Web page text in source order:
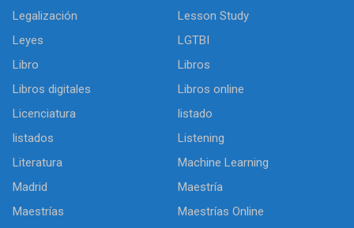
Legalización
Lesson Study
Leyes
LGTBI
Libro
Libros
Libros digitales
Libros online
Licenciatura
listado
listados
Listening
Literatura
Machine Learning
Madrid
Maestría
Maestrías
Maestrías Online